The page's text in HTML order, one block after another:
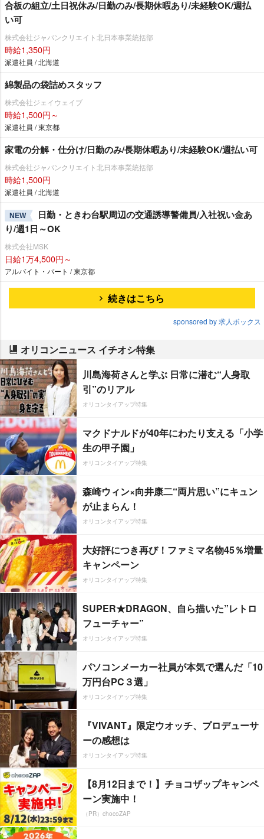
合板の組立/土日祝休み/日勤のみ/長期休暇あり/未経験OK/週払
い可
株式会社ジャパンクリエイト北日本事業統括部
時給1,350円
派遣社員 / 北海道
綿製品の袋詰めスタッフ
株式会社ジェイウェイブ
時給1,500円～
派遣社員 / 東京都
家電の分解・仕分け/日勤のみ/長期休暇あり/未経験OK/週払い可
株式会社ジャパンクリエイト北日本事業統括部
時給1,500円
派遣社員 / 北海道
NEW
日勤・ときわ台駅周辺の交通誘導警備員/入社祝い金あ
り/週1日～OK
株式会社MSK
日給1万4,500円～
アルバイト・パート / 東京都
続きはこちら
sponsored by 求人ボックス
オリコンニュース イチオシ特集
川島海荷さんと学ぶ 日常に潜む“人身取
引”のリアル
オリコンタイアップ特集
マクドナルドが40年にわたり支える「小学
生の甲子園」
オリコンタイアップ特集
森崎ウィン×向井康二“両片思い”にキュン
が止まらん！
オリコンタイアップ特集
大好評につき再び！ファミマ名物45％増量
キャンペーン
オリコンタイアップ特集
SUPER★DRAGON、自ら描いた”レトロ
フューチャー”
オリコンタイアップ特集
パソコンメーカー社員が本気で選んだ「10
万円台PC３選」
オリコンタイアップ特集
『VIVANT』限定ウオッチ、プロデューサ
ーの感想は
オリコンタイアップ特集
【8月12日まで！】チョコザップキャンペ
ーン実施中！
（PR）chocoZAP